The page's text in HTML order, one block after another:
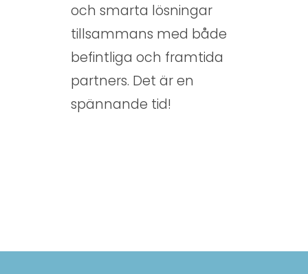
och smarta lösningar
tillsammans med både
befintliga och framtida
partners. Det är en
spännande tid!